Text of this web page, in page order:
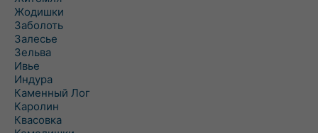
Жодишки
Заболоть
Залесье
Зельва
Ивье
Индура
Каменный Лог
Каролин
Квасовка